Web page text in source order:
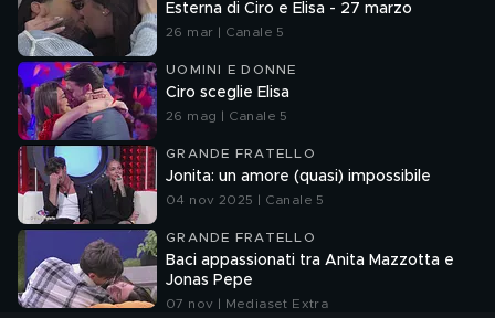
Esterna di Ciro e Elisa - 27 marzo
26 mar | Canale 5
UOMINI E DONNE
Ciro sceglie Elisa
26 mag | Canale 5
GRANDE FRATELLO
Jonita: un amore (quasi) impossibile
04 nov 2025 | Canale 5
GRANDE FRATELLO
Baci appassionati tra Anita Mazzotta e
Jonas Pepe
07 nov | Mediaset Extra